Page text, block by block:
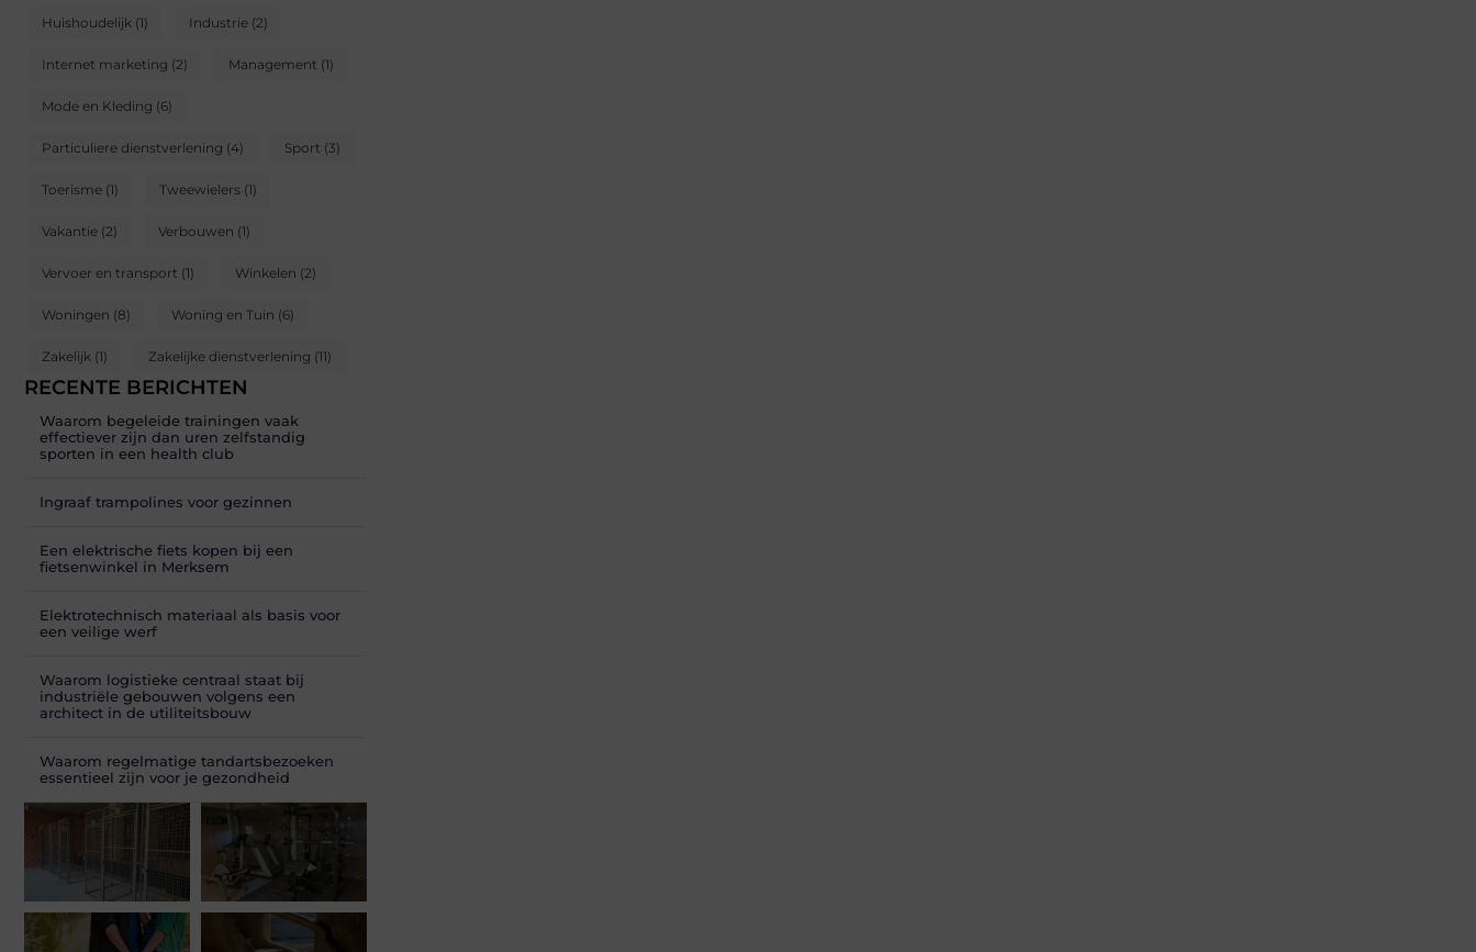
Huishoudelijk (1) Industrie (2)
Internet marketing (2) Management (1)
Mode en Kleding (6)
Particuliere dienstverlening (4) Sport (3)
Toerisme (1) Tweewielers (1)
Vakantie (2) Verbouwen (1)
Vervoer en transport (1) Winkelen (2)
Woningen (8) Woning en Tuin (6)
Zakelijk (1) Zakelijke dienstverlening (11)
RECENTE BERICHTEN
Waarom begeleide trainingen vaak
effectiever zijn dan uren zelfstandig
sporten in een health club
Ingraaf trampolines voor gezinnen
Een elektrische fiets kopen bij een
fietsenwinkel in Merksem
Elektrotechnisch materiaal als basis voor
een veilige werf
Waarom logistieke centraal staat bij
industriële gebouwen volgens een
architect in de utiliteitsbouw
Waarom regelmatige tandartsbezoeken
essentieel zijn voor je gezondheid